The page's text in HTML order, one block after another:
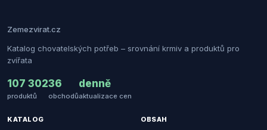
Zemezvirat.cz
Katalog chovatelských potřeb – srovnání krmiv a produktů pro
zvířata
107 302
produktů
36
obchodů
denně
aktualizace cen
KATALOG OBSAH